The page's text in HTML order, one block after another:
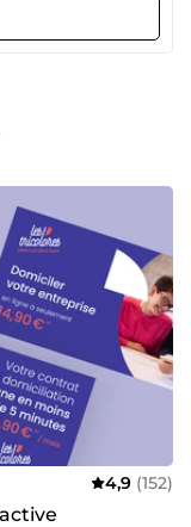
? N’hésitez
et de vous
4,9 (152)